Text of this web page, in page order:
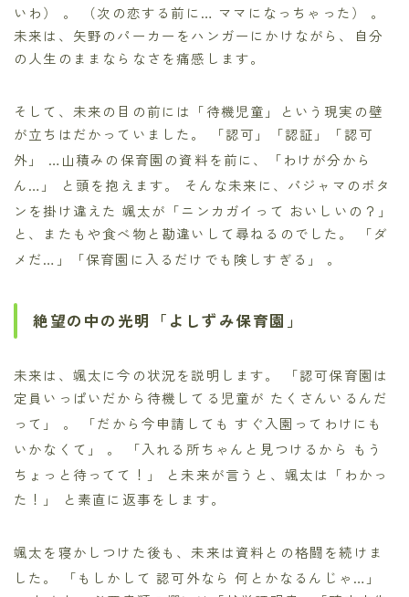
いわ） 。 （次の恋する前に… ママになっちゃった） 。
未来は、矢野のパーカーをハンガーにかけながら、自分
の人生のままならなさを痛感します。
そして、未来の目の前には「待機児童」という現実の壁
が立ちはだかっていました。 「認可」「認証」「認可
外」 …山積みの保育園の資料を前に、「わけが分から
ん…」
と頭を抱えます。 そんな未来に、パジャマのボタ
ンを掛け違えた 颯太が「ニンカガイって おいしいの？」
と、またもや食べ物と勘違いして尋ねるのでした。 「ダ
メだ…」「保育園に入るだけでも険しすぎる」 。
絶望の中の光明「よしずみ保育園」
未来は、颯太に今の状況を説明します。 「認可保育園は
定員いっぱいだから待機してる児童が たくさんいるんだ
って」 。 「だから今申請しても すぐ入園ってわけにも
いかなくて」 。 「入れる所ちゃんと見つけるから もう
ちょっと待ってて！」
と未来が言うと、颯太は「わかっ
た！」
と素直に返事をします。
颯太を寝かしつけた後も、未来は資料との格闘を続けま
した。 「もしかして 認可外なら 何とかなるんじゃ…」